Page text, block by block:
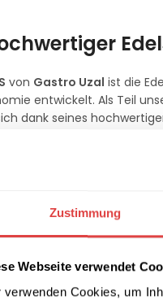
Zustimmung
Webseite verwendet
verwenden Cookies, um
von Gastro Uzal ist die
entwickelt. Als Teil
dank seines
Unterbau-
200 S Ihre
Innenraum dienen
von 600 mm lässt sich
Ihre Arbeitswege in der
und